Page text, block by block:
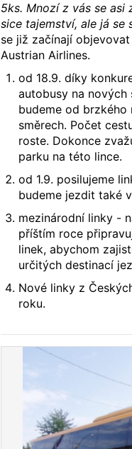
5ks. Mnozí z vás se
sice tajemství, ale já
se již začínají
Austrian Airlines.
od 18.9. díky
autobusy na nových
budeme od
směrech. Počet
roste. Dokonce
parku na této lince.
od 1.9. posilujeme
budeme jezdit také
mezinárodní linky -
příštím roce
linek, abychom
určitých destinací
Nové linky z
roku.